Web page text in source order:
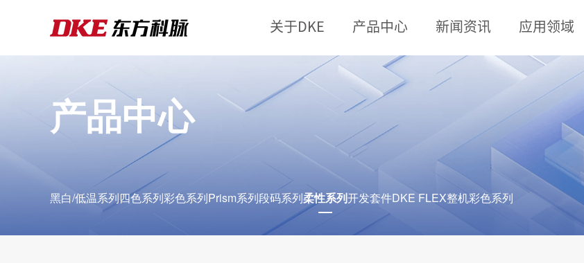
关于DKE 产品中心 新闻资讯 应用领域
产品中心
黑白/低温系列四色系列彩色系列Prism系列段码系列柔性系列开发套件DKE FLEX整机彩色系列